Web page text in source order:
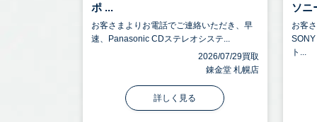
ポ ...
お客さまよりお電話でご連絡いただき、早
速、Panasonic CDステレオシステ...
2026/07/29買取
錬金堂 札幌店
詳しく見る
ソニ
お客
ト...